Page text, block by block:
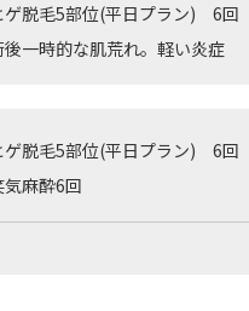
ゲ脱毛5部位(平日プラン) 6回
後一時的な肌荒れ。軽い炎症
ゲ脱毛5部位(平日プラン) 6回
気麻酔6回